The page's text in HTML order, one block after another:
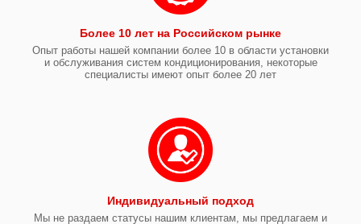
Более 10 лет на Российском рынке
Опыт работы нашей компании более 10 в области установки
и обслуживания систем кондиционирования, некоторые
специалисты имеют опыт более 20 лет
Индивидуальный подход
Мы не раздаем статусы нашим клиентам, мы предлагаем и